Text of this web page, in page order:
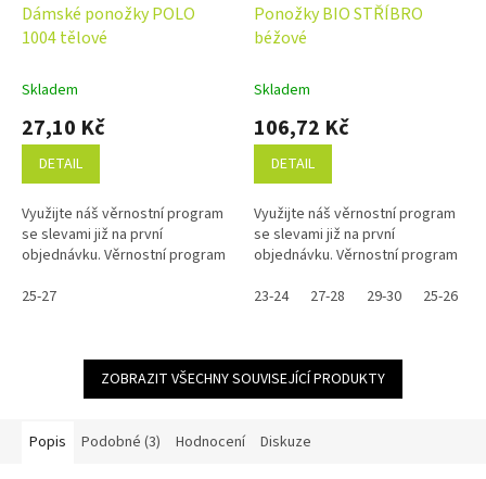
Dámské ponožky POLO
1004 tělové
Skladem
27,10 Kč
DETAIL
Využijte náš věrnostní program
se slevami již na první
objednávku. Věrnostní program
25-27
Ponožky BIO STŘÍBRO
béžové
Skladem
106,72 Kč
DETAIL
Využijte náš věrnostní program
se slevami již na první
objednávku. Věrnostní program
23-24
27-28 29-30 25-26
ZOBRAZIT VŠECHNY SOUVISEJÍCÍ PRODUKTY
Popis Podobné (3) Hodnocení Diskuze